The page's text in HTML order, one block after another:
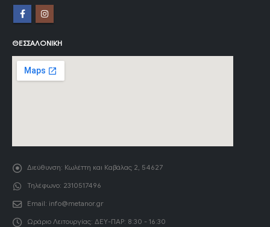
ΘΕΣΣΑΛΟΝΊΚΗ
Διεύθυνση: Κωλέττη και Καβάλας 2, 54627
Τηλέφωνο: 2310517496
Email: info@metanor.gr
Ωράριο Λειτουργίας: ΔΕΥ-ΠΑΡ: 8:30 - 16:30